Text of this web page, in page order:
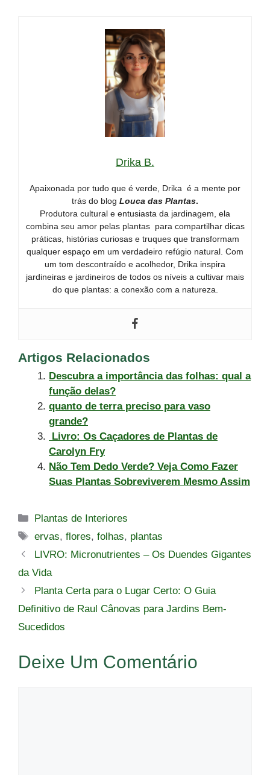
Drika B.
Apaixonada por tudo que é verde, Drika é a mente por
trás do blog Louca das Plantas.
Produtora cultural e entusiasta da jardinagem, ela
combina seu amor pelas plantas para compartilhar dicas
práticas, histórias curiosas e truques que transformam
qualquer espaço em um verdadeiro refúgio natural. Com
um tom descontraído e acolhedor, Drika inspira
jardineiras e jardineiros de todos os níveis a cultivar mais
do que plantas: a conexão com a natureza.
Artigos Relacionados
Descubra a importância das folhas: qual a
função delas?
quanto de terra preciso para vaso
grande?
Livro: Os Caçadores de Plantas de
Carolyn Fry
Não Tem Dedo Verde? Veja Como Fazer
Suas Plantas Sobreviverem Mesmo Assim
Categorias
Plantas de Interiores
Tags
ervas,flores,folhas, plantas
LIVRO: Micronutrientes – Os Duendes Gigantes
da Vida
Planta Certa para o Lugar Certo: O Guia
Definitivo de Raul Cânovas para Jardins Bem-
Sucedidos
Deixe Um Comentário